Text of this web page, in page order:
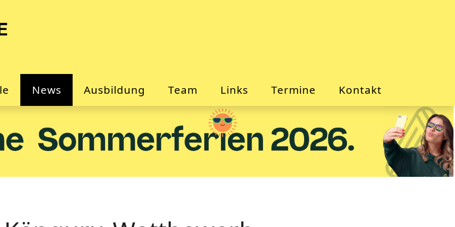
News Ausbildung Team Links Termine Kontakt